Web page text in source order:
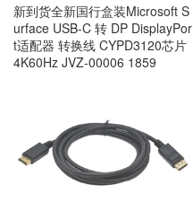
新到货全新国行盒装Microsoft S
urface USB-C 转 DP DisplayPor
t适配器 转换线 CYPD3120芯片
4K60Hz JVZ-00006 1859